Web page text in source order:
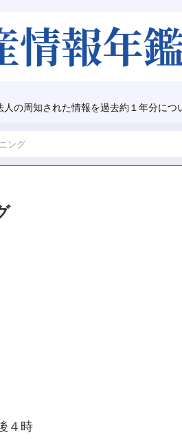
の周知された情報を過去約１年分につ
ング
４時